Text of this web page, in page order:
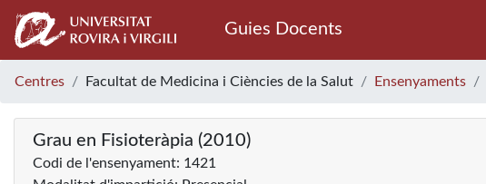
Guies Docents
Centres Facultat de Medicina i Ciències de la Salut Ensenyaments
Grau en Fisioteràpia (2010)
Codi de l'ensenyament: 1421